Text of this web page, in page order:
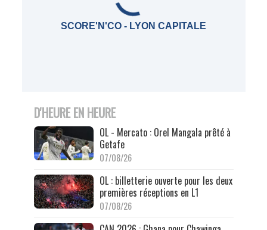
SCORE'N'CO - LYON CAPITALE
D'HEURE EN HEURE
OL - Mercato : Orel Mangala prêté à
Getafe
07/08/26
OL : billetterie ouverte pour les deux
premières réceptions en L1
07/08/26